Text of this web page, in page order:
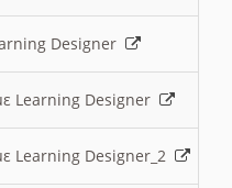
Designer
Learning Designer
Learning Designer_2